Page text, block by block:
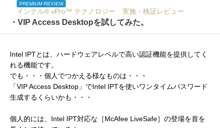
PREMIUM REVIEW
インテル® vPro™ テクノロジー 実施・検証レビュー
・VIP Access Desktopを試してみた。
Intel IPTとは、ハードウェアレベルで高い認証機能を提供してく
れる機能です。
でも・・・個人でつかえる様なものは・・・
「VIP Access Desktop」でIntel IPTを使いワンタイムパスワード
生成するくらいかも・・・
個人的には、Intel IPT対応な［McAfee LiveSafe］の登場を首を